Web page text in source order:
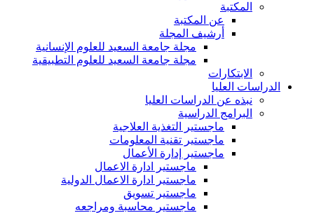
المكتبة
عن المكتبة
أرشيف المجلة
مجلة جامعة السعيد للعلوم الإنسانية
مجلة جامعة السعيد للعلوم التطبيقية
الابتكارات
الدراسات العليا
نبذه عن الدراسات العليا
البرامج الدراسية
ماجستير التغذية العلاجية
ماجستير تقنية المعلومات
ماجستير إدارة الأعمال
ماجستير ادارة الاعمال
ماجستير ادارة الاعمال الدولية
ماجستير تسويق
ماجستير محاسبة ومراجعه